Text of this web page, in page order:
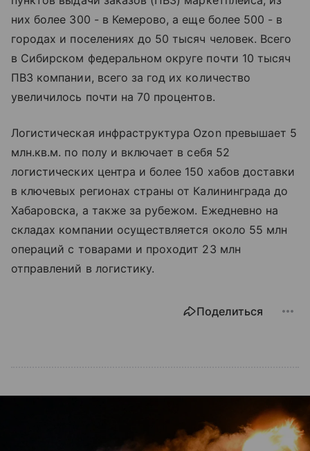
них более 300 - в Кемерово, а еще более 500 - в
городах и поселениях до 50 тысяч человек. Всего
в Сибирском федеральном округе почти 10 тысяч
ПВЗ компании, всего за год их количество
увеличилось почти на 70 процентов.
Логистическая инфраструктура Ozon превышает 5
млн.кв.м. по полу и включает в себя 52
логистических центра и более 150 хабов доставки
в ключевых регионах страны от Калининграда до
Хабаровска, а также за рубежом. Ежедневно на
складах компании осуществляется около 55 млн
операций с товарами и проходит 23 млн
отправлений в логистику.
Поделиться